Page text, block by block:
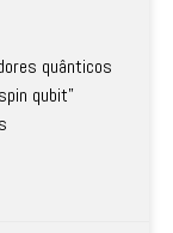
quânticos
qubit”